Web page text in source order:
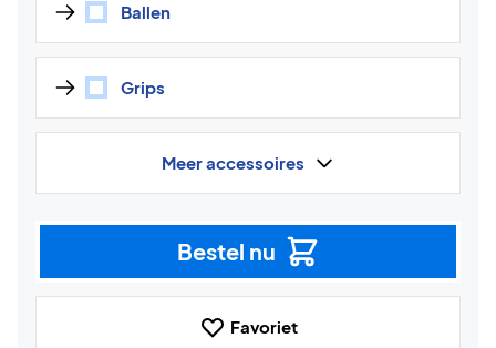
Ballen
Grips
Meer accessoires
Bestel nu
Favoriet